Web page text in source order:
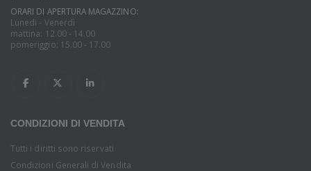
ORARI DI APERTURA MAGAZZINO:
Lunedi - Venerdì
mattina: 12.00 - 14.00
pomeriggio: 15.00 - 17.00
CONDIZIONI DI VENDITA
Tutti i diritti sono riservati
Condizioni Generali di Vendita